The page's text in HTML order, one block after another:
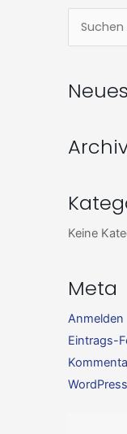
Suchen
nach:
Keine
Meta
Anmelden
Eintrags-